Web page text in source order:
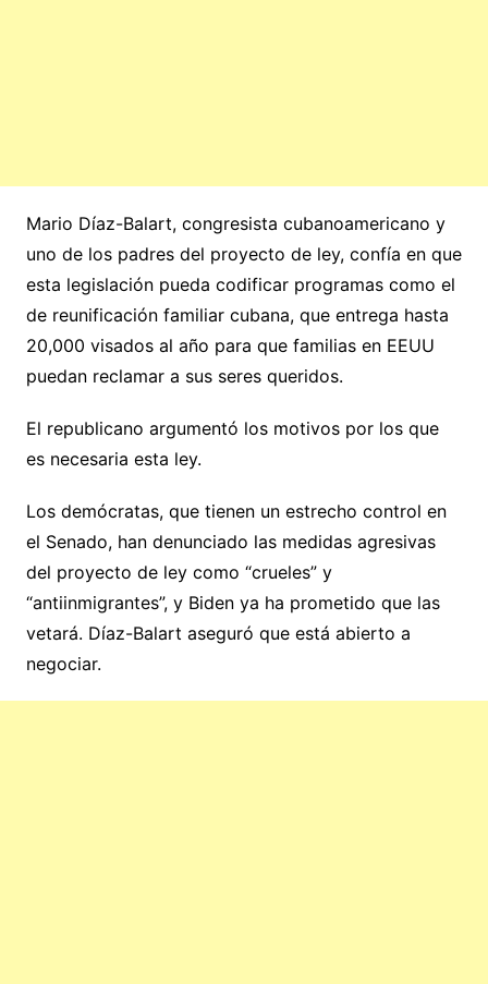
Mario Díaz-Balart, congresista cubanoamericano y
uno de los padres del proyecto de ley, confía en que
esta legislación pueda codificar programas como el
de reunificación familiar cubana, que entrega hasta
20,000 visados al año para que familias en EEUU
puedan reclamar a sus seres queridos.
El republicano argumentó los motivos por los que
es necesaria esta ley.
Los demócratas, que tienen un estrecho control en
el Senado, han denunciado las medidas agresivas
del proyecto de ley como “crueles” y
“antiinmigrantes”, y Biden ya ha prometido que las
vetará. Díaz-Balart aseguró que está abierto a
negociar.